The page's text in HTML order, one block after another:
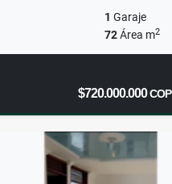
1 Garaje
72Área m2
$720.000.000COP